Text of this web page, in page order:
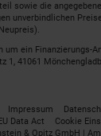
sowie die
unverbindlichen
um ein Finanzierungs-
1, 41061
Impressum
EU Data Act
Cookie
& Opitz GmbH |